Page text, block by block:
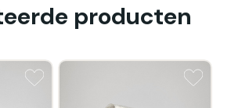
producten